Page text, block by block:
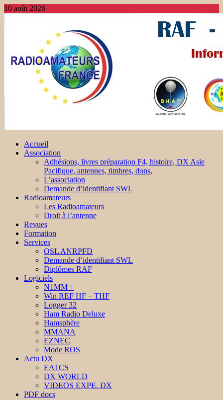
10 août 2026
Accueil
Association
Adhésions, livres préparation F4, histoire, DX Asie
Pacifique, antennes, timbres, dons,
L’association
Demande d’identifiant SWL
Radioamateurs
Les Radioamateurs
Droit à l’antenne
Revues
Formation
Services
QSL ANRPFD
Demande d’identifiant SWL
Diplômes RAF
Logiciels
N1MM +
Win REF HF – THF
Logger 32
Ham Radio Deluxe
Hamsphère
MMANA
EZNEC
Mode ROS
Actu DX
EA1CS
DX WORLD
VIDEOS EXPE. DX
PDF docs